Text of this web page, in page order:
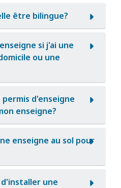
être bilingue?
si j'ai une
ou une
d'enseigne
enseigne?
enseigne au sol pour
une